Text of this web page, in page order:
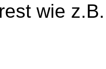
wie